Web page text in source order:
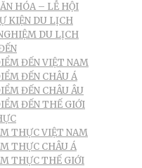
HÓA – LỄ HỘI
KIỆN DU LỊCH
DU LỊCH
ĐẾN VIỆT NAM
ĐẾN CHÂU Á
ĐẾN CHÂU ÂU
ĐẾN THẾ GIỚI
THỰC VIỆT NAM
THỰC CHÂU Á
THỰC THẾ GIỚI